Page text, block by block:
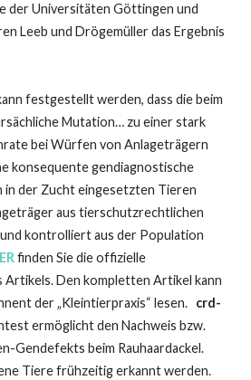
der Universitäten Göttingen und
Leeb und Drögemüller das Ergebnis
festgestellt werden, dass die beim
Mutation… zu einer stark
bei Würfen von Anlageträgern
konsequente gendiagnostische
in der Zucht eingesetzten Tieren
aus tierschutzrechtlichen
kontrolliert aus der Population
finden Sie die offizielle
Artikels. Den kompletten Artikel kann
der „Kleintierpraxis“ lesen. crd-
ermöglicht den Nachweis bzw.
Gendefekts beim Rauhaardackel.
Tiere frühzeitig erkannt werden.